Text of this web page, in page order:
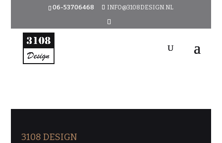
06-53706468 INFO@3108DESIGN.NL
3108 DESIGN